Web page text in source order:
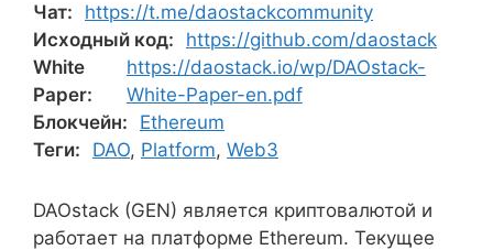
Чат:
https://t.me/daostackcommunity
Исходный код:
https://github.com/daostack
White
Paper:
https://daostack.io/wp/DAOstack-
White-Paper-en.pdf
Блокчейн:
Ethereum
Теги:
DAO, Platform, Web3
DAOstack (GEN) является криптовалютой и
работает на платформе Ethereum. Текущее